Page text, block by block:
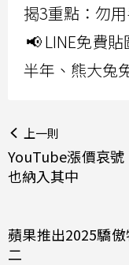
揭3重點：勿
📢 LINE免費
半年、熊大兔
上一則
YouTube漲價哀
也納入其中
蘋果推出2025驕
二